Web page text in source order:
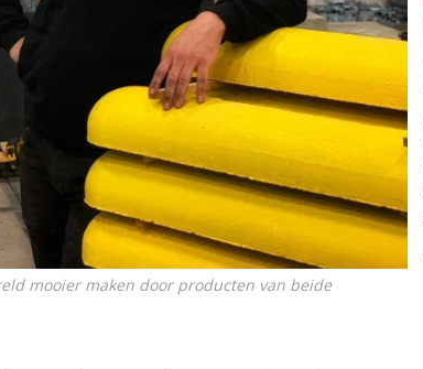
mooier maken door producten van beide